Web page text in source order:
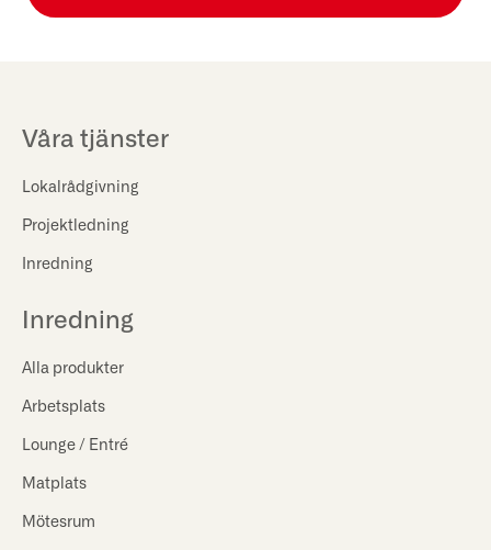
Våra tjänster
Lokalrådgivning
Projektledning
Inredning
Inredning
Alla produkter
Arbetsplats
Lounge / Entré
Matplats
Mötesrum